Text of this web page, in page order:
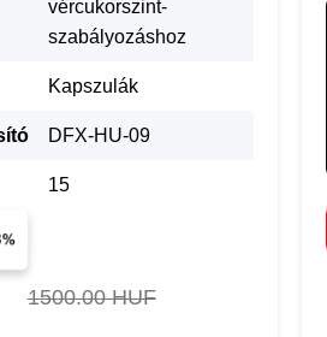
vércukorszint-
szabályozáshoz
Kapszulák
DFX-HU-09
15
1500.00 HUF